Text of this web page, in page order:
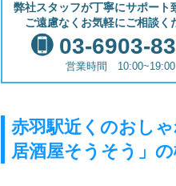
弊社スタッフが丁寧にサポート
ご遠慮なくお気軽にご相談く
03-6903-
営業時間 10:00~19:00
赤羽駅近くのおし
居酒屋そうそう」